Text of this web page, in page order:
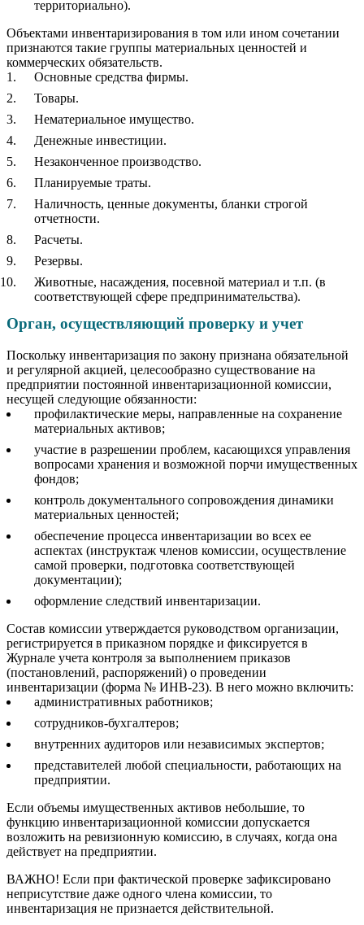
территориально).
Объектами инвентаризирования в том или ином сочетании
признаются такие группы материальных ценностей и
коммерческих обязательств.
Основные средства фирмы.
Товары.
Нематериальное имущество.
Денежные инвестиции.
Незаконченное производство.
Планируемые траты.
Наличность, ценные документы, бланки строгой
отчетности.
Расчеты.
Резервы.
Животные, насаждения, посевной материал и т.п. (в
соответствующей сфере предпринимательства).
Орган, осуществляющий проверку и учет
Поскольку инвентаризация по закону признана обязательной
и регулярной акцией, целесообразно существование на
предприятии постоянной инвентаризационной комиссии,
несущей следующие обязанности:
профилактические меры, направленные на сохранение
материальных активов;
участие в разрешении проблем, касающихся управления
вопросами хранения и возможной порчи имущественных
фондов;
контроль документального сопровождения динамики
материальных ценностей;
обеспечение процесса инвентаризации во всех ее
аспектах (инструктаж членов комиссии, осуществление
самой проверки, подготовка соответствующей
документации);
оформление следствий инвентаризации.
Состав комиссии утверждается руководством организации,
регистрируется в приказном порядке и фиксируется в
Журнале учета контроля за выполнением приказов
(постановлений, распоряжений) о проведении
инвентаризации (форма № ИНВ-23). В него можно включить:
административных работников;
сотрудников-бухгалтеров;
внутренних аудиторов или независимых экспертов;
представителей любой специальности, работающих на
предприятии.
Если объемы имущественных активов небольшие, то
функцию инвентаризационной комиссии допускается
возложить на ревизионную комиссию, в случаях, когда она
действует на предприятии.
ВАЖНО! Если при фактической проверке зафиксировано
неприсутствие даже одного члена комиссии, то
инвентаризация не признается действительной.